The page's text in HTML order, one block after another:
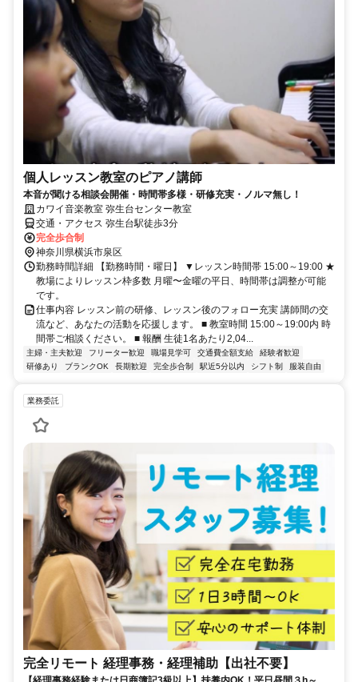
個人レッスン教室のピアノ講師
本音が聞ける相談会開催・時間帯多様・研修充実・ノルマ無し！
カワイ音楽教室 弥生台センター教室
交通・アクセス 弥生台駅徒歩3分
完全歩合制
神奈川県横浜市泉区
勤務時間詳細 【勤務時間・曜日】 ▼レッスン時間帯 15:00～19:00 ★
教場によりレッスン枠多数 月曜〜金曜の平日、時間帯は調整が可能
です。
仕事内容 レッスン前の研修、レッスン後のフォロー充実 講師間の交
流など、あなたの活動を応援します。 ■ 教室時間 15:00～19:00内 時
間帯ご相談ください。 ■ 報酬 生徒1名あたり2,04...
主婦・主夫歓迎 フリーター歓迎 職場見学可 交通費全額支給
経験者歓迎
研修あり
ブランクOK 長期歓迎 完全歩合制 駅近5分以内 シフト制 服装自由
業務委託
完全リモート 経理事務・経理補助【出社不要】